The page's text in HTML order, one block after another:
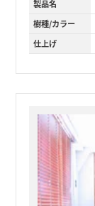
製品名
樹種/カラー
仕上げ